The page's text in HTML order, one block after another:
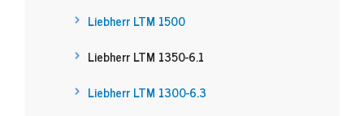
Liebherr LTM 1500
Liebherr LTM 1350-6.1
Liebherr LTM 1300-6.3